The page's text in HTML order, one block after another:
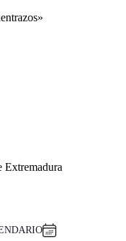
Extremadura